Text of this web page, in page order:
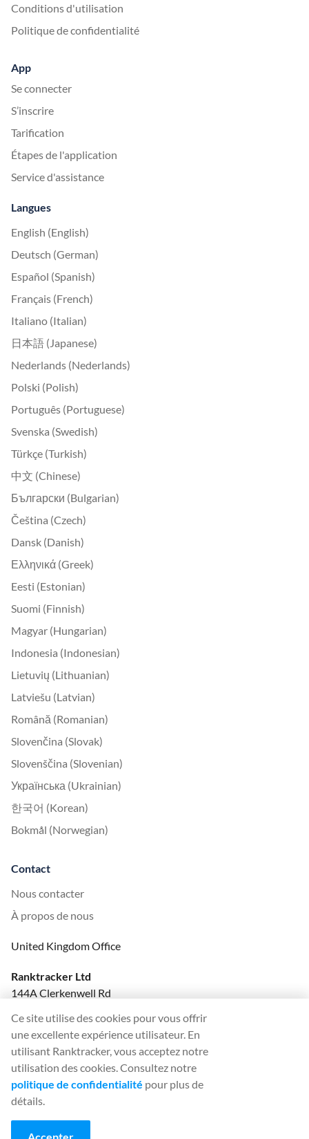
Conditions d'utilisation
Politique de confidentialité
App
Se connecter
S’inscrire
Tarification
Étapes de l'application
Service d'assistance
Langues
English (English)
Deutsch (German)
Español (Spanish)
Français (French)
Italiano (Italian)
日本語 (Japanese)
Nederlands (Nederlands)
Polski (Polish)
Português (Portuguese)
Svenska (Swedish)
Türkçe (Turkish)
中文 (Chinese)
Български (Bulgarian)
Čeština (Czech)
Dansk (Danish)
Ελληνικά (Greek)
Eesti (Estonian)
Suomi (Finnish)
Magyar (Hungarian)
Indonesia (Indonesian)
Lietuvių (Lithuanian)
Latviešu (Latvian)
Română (Romanian)
Slovenčina (Slovak)
Slovenščina (Slovenian)
Українська (Ukrainian)
한국어 (Korean)
Bokmål (Norwegian)
Contact
Nous contacter
À propos de nous
United Kingdom Office
Ranktracker Ltd
144A Clerkenwell Rd
Company No: 08820809
felix@ranktracker.com
Ce site utilise des cookies pour vous offrir
une excellente expérience utilisateur. En
utilisant Ranktracker, vous acceptez notre
utilisation des cookies. Consultez notre
politique de confidentialité pour plus de
détails.